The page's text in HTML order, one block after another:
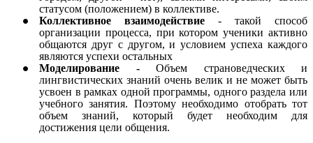
статусом (положением) в коллективе.
Коллективное взаимодействие - такой способ
организации процесса, при котором ученики активно
общаются друг с другом, и условием успеха каждого
являются успехи остальных
Моделирование - Объем страноведческих и
лингвистических знаний очень велик и не может быть
усвоен в рамках одной программы, одного раздела или
учебного занятия. Поэтому необходимо отобрать тот
объем знаний, который будет необходим для
достижения цели общения.